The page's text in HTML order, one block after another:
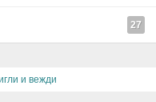
27
и вежди